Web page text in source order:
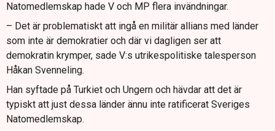
Natomedlemskap hade V och MP flera invändningar.
– Det är problematiskt att ingå en militär allians med länder
som inte är demokratier och där vi dagligen ser att
demokratin krymper, sade V:s utrikespolitiske talesperson
Håkan Svenneling.
Han syftade på Turkiet och Ungern och hävdar att det är
typiskt att just dessa länder ännu inte ratificerat Sveriges
Natomedlemskap.